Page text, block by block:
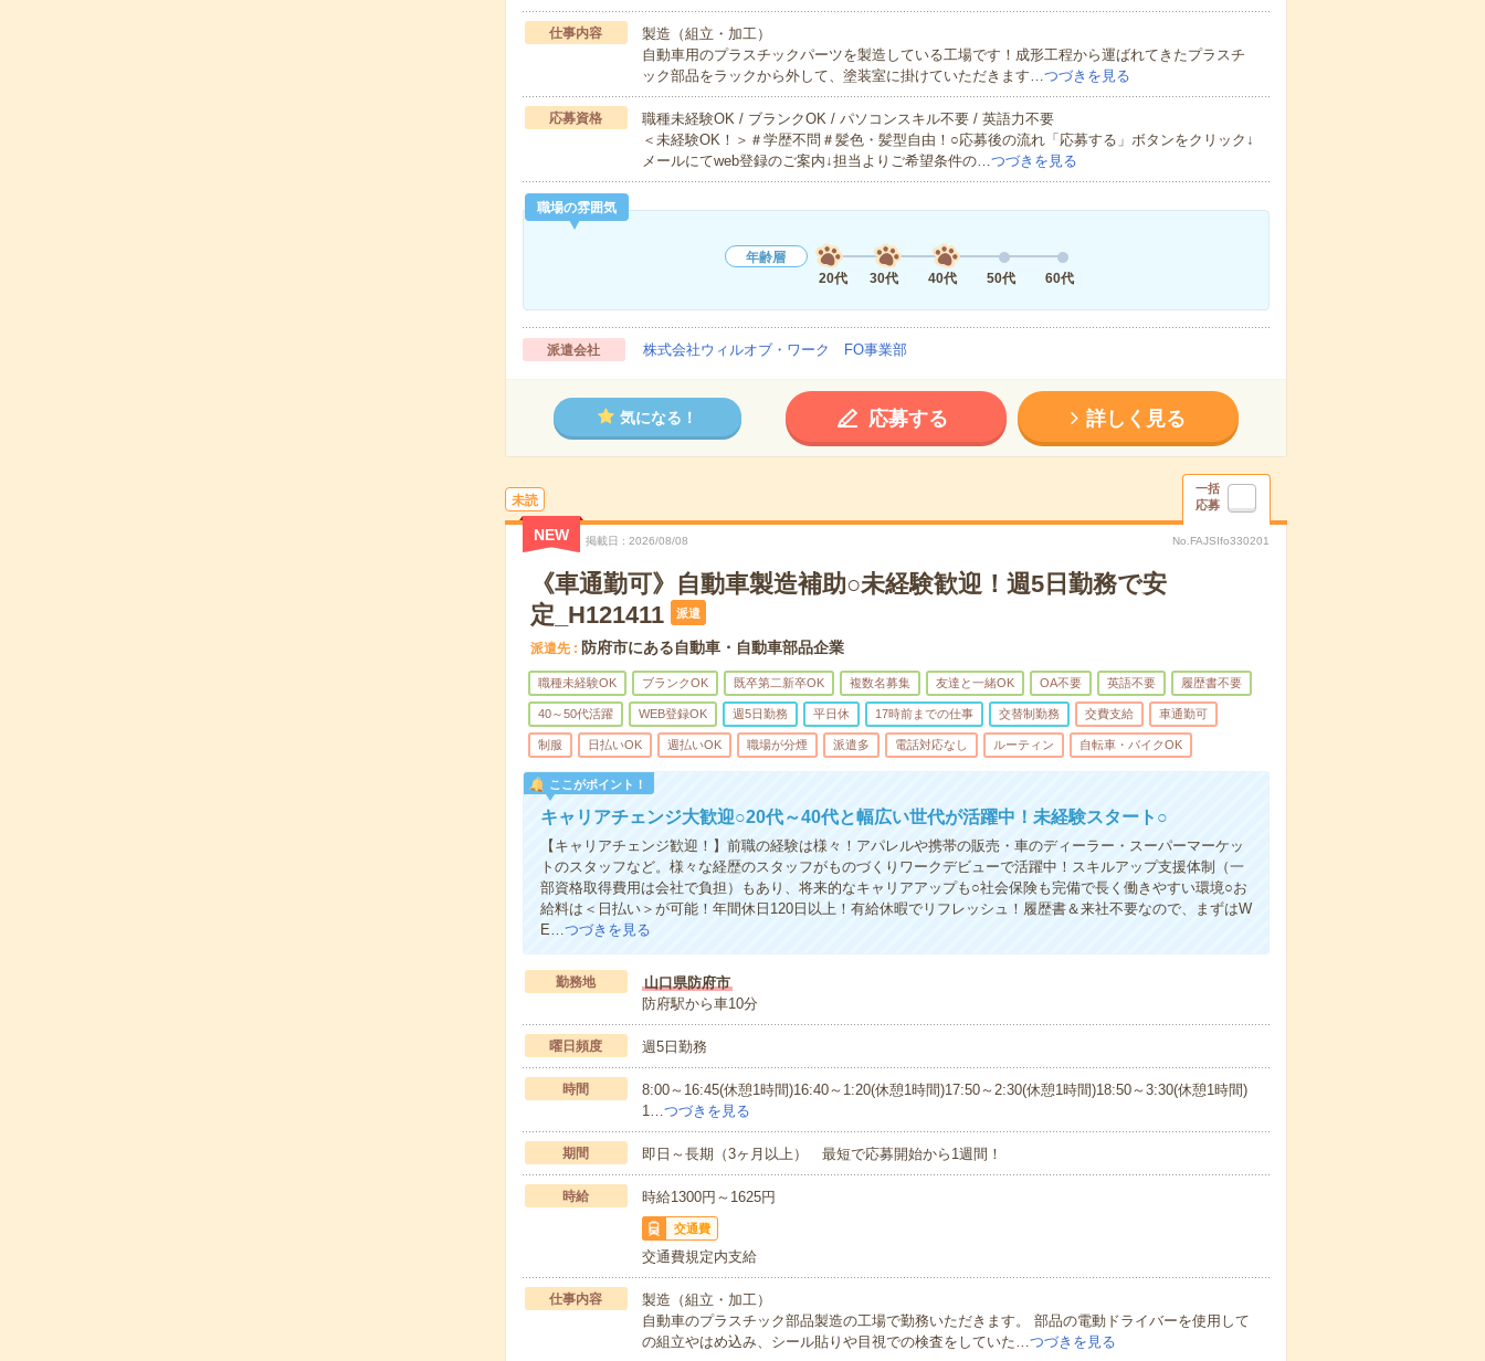
仕事内容
製造（組立・加工）
自動車用のプラスチックパーツを製造している工場です！成形工程から運ばれてきたプラスチ
ック部品をラックから外して、塗装室に掛けていただきます… つづきを見る
応募資格
職種未経験OK / ブランクOK / パソコンスキル不要 / 英語力不要
＜未経験OK！＞＃学歴不問＃髪色・髪型自由！○応募後の流れ「応募する」ボタンをクリック↓
メールにてweb登録のご案内↓担当よりご希望条件の… つづきを見る
職場の雰囲気
年齢層
20代
30代 40代 50代 60代
派遣会社 株式会社ウィルオブ・ワーク FO事業部
気になる！ 応募する 詳しく見る
未読
一括
応募
NEW 掲載日 2026/08/08 No.FAJSIfo330201
《車通勤可》自動車製造補助○未経験歓迎！週5日勤務で安
定_H121411
派遣
派遣先 防府市にある自動車・自動車部品企業
職種未経験OK ブランクOK 既卒第二新卒OK 複数名募集 友達と一緒OK OA不要 英語不要 履歴書不要
40～50代活躍 WEB登録OK 週5日勤務 平日休 17時前までの仕事 交替制勤務 交費支給 車通勤可
制服 日払いOK 週払いOK 職場が分煙 派遣多 電話対応なし ルーティン 自転車・バイクOK
ここがポイント！
キャリアチェンジ大歓迎○20代～40代と幅広い世代が活躍中！未経験スタート○
【キャリアチェンジ歓迎！】前職の経験は様々！アパレルや携帯の販売・車のディーラー・スーパーマーケッ
トのスタッフなど。様々な経歴のスタッフがものづくりワークデビューで活躍中！スキルアップ支援体制（一
部資格取得費用は会社で負担）もあり、将来的なキャリアアップも○社会保険も完備で長く働きやすい環境○お
給料は＜日払い＞が可能！年間休日120日以上！有給休暇でリフレッシュ！履歴書＆来社不要なので、まずはW
E…つづきを見る
勤務地
山口県防府市
防府駅から車10分
曜日頻度 週5日勤務
時間
8:00～16:45(休憩1時間)16:40～1:20(休憩1時間)17:50～2:30(休憩1時間)18:50～3:30(休憩1時間)
1…つづきを見る
期間 即日～長期（3ヶ月以上） 最短で応募開始から1週間！
時給 時給1300円～1625円
交通費
交通費規定内支給
仕事内容
製造（組立・加工）
自動車のプラスチック部品製造の工場で勤務いただきます。 部品の電動ドライバーを使用して
の組立やはめ込み、シール貼りや目視での検査をしていた…つづきを見る